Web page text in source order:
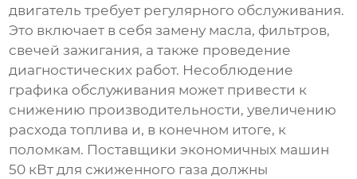
двигатель требует регулярного обслуживания.
Это включает в себя замену масла, фильтров,
свечей зажигания, а также проведение
диагностических работ. Несоблюдение
графика обслуживания может привести к
снижению производительности, увеличению
расхода топлива и, в конечном итоге, к
поломкам. Поставщики экономичных машин
50 кВт для сжиженного газа должны